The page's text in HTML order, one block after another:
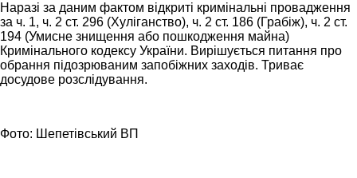
Наразі за даним фактом відкриті кримінальні провадження
за ч. 1, ч. 2 ст. 296 (Хуліганство), ч. 2 ст. 186 (Грабіж), ч. 2 ст.
194 (Умисне знищення або пошкодження майна)
Кримінального кодексу України. Вирішується питання про
обрання підозрюваним запобіжних заходів. Триває
досудове розслідування.
Фото: Шепетівський ВП